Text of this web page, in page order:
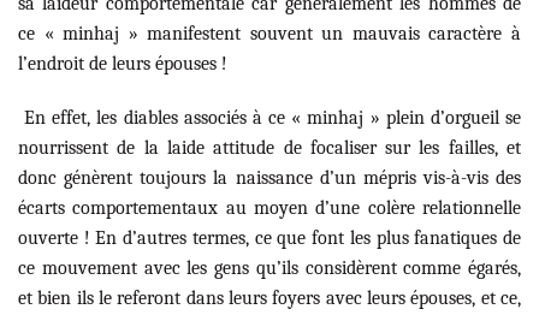
ce « minhaj » manifestent souvent un mauvais caractère à
l’endroit de leurs épouses !
En effet, les diables associés à ce « minhaj » plein d’orgueil se
nourrissent de la laide attitude de focaliser sur les failles, et
donc génèrent toujours la naissance d’un mépris vis-à-vis des
écarts comportementaux au moyen d’une colère relationnelle
ouverte ! En d’autres termes, ce que font les plus fanatiques de
ce mouvement avec les gens qu’ils considèrent comme égarés,
et bien ils le referont dans leurs foyers avec leurs épouses, et ce,